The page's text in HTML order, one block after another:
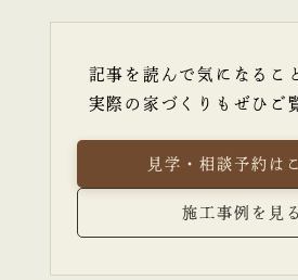
記事を読んで気になるこ
実際の家づくりもぜひご
見学・相談予約は
施工事例を見る